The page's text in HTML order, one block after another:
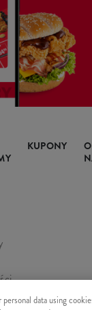
KUPONY
O
data using